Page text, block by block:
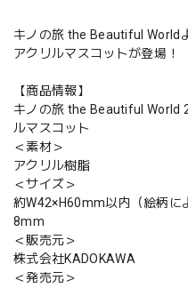
キノの旅 the Beautiful World
アクリルマスコットが登場！
【商品情報】
キノの旅 the Beautiful World
ルマスコット
＜素材＞
アクリル樹脂
＜サイズ＞
約W42×H60mm以内（絵柄に
8mm
＜販売元＞
株式会社KADOKAWA
＜発売元＞